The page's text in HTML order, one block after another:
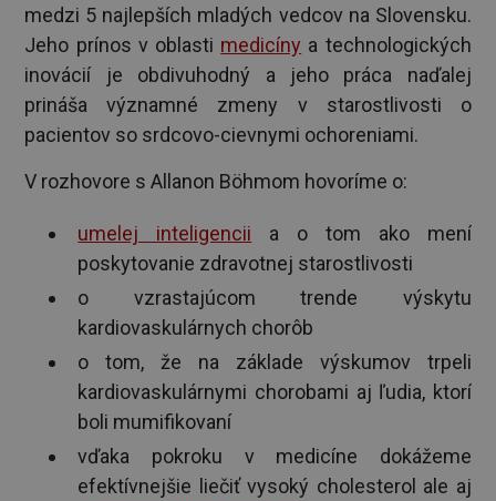
medzi 5 najlepších mladých vedcov na Slovensku.
Jeho prínos v oblasti medicíny a technologických
inovácií je obdivuhodný a jeho práca naďalej
prináša významné zmeny v starostlivosti o
pacientov so srdcovo-cievnymi ochoreniami.
V rozhovore s Allanon Böhmom hovoríme o:
umelej inteligencii a o tom ako mení
poskytovanie zdravotnej starostlivosti
o vzrastajúcom trende výskytu
kardiovaskulárnych chorôb
o tom, že na základe výskumov trpeli
kardiovaskulárnymi chorobami aj ľudia, ktorí
boli mumifikovaní
vďaka pokroku v medicíne dokážeme
efektívnejšie liečiť vysoký cholesterol ale aj